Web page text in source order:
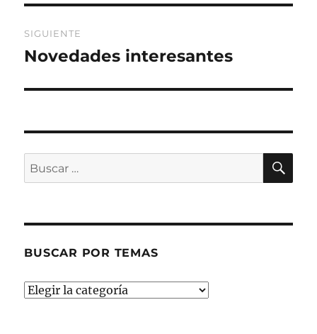
SIGUIENTE
Entrada
Novedades interesantes
Buscar
por:
BUSCAR POR TEMAS
Buscar